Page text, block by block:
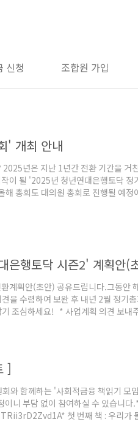
신청 조합원 가입
' 개최 안내
년은 지난 1년간 전환 기간을 거
이 될 '2025년 청년연대은행토닥 정
총회도 대의원 총회로 진행될 예정
구 소셜벤처 허브센터 6층 대회의
은행토닥 시즌2' 계획안(
계획안(초안) 공유드립니다.그동안
을 수렴하여 보완 후 내년 2월 정기
조심하세요! * 사업계획 의견 보내
]
와 함께하는 '사회적금융 책읽기 모
니 부담 없이 참여하실 수 있습니다
첫 번째 책 : 우리가